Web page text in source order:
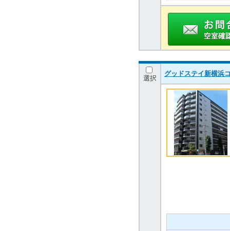
選択
グッドステイ新横浜